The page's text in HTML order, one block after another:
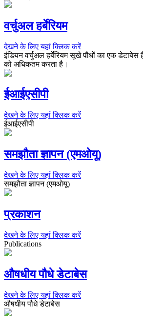
वर्चुअल हर्बेरियम
देखने के लिए यहां क्लिक करें
इंडियन वर्चुअल हर्बेरियम सूखे पौधों का एक डेटाबेस
को अधिकतम करता है।
ईआईएसीपी
देखने के लिए यहां क्लिक करें
ईआईएसीपी
समझौता ज्ञापन (एमओयू)
देखने के लिए यहां क्लिक करें
समझौता ज्ञापन (एमओयू)
प्रकाशन
देखने के लिए यहां क्लिक करें
Publications
औषधीय पौधे डेटाबेस
देखने के लिए यहां क्लिक करें
औषधीय पौधे डेटाबेस